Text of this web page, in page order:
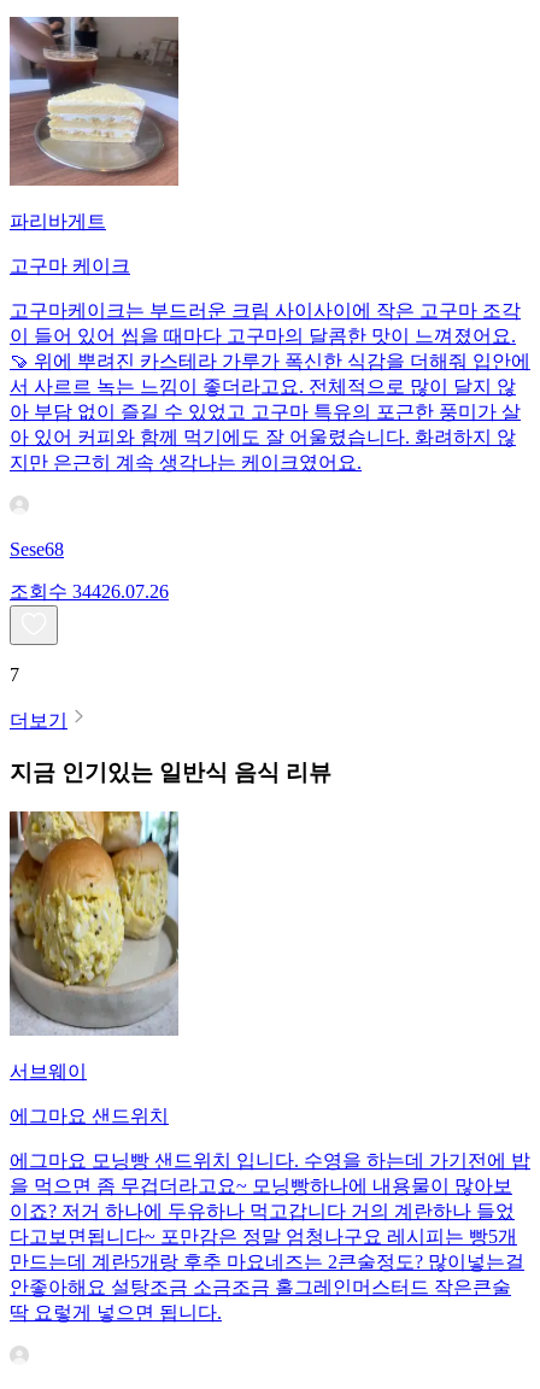
파리바게트
고구마 케이크
고구마케이크는 부드러운 크림 사이사이에 작은 고구마 조각
이 들어 있어 씹을 때마다 고구마의 달콤한 맛이 느껴졌어요.
🍠 위에 뿌려진 카스테라 가루가 폭신한 식감을 더해줘 입안에
서 사르르 녹는 느낌이 좋더라고요. 전체적으로 많이 달지 않
아 부담 없이 즐길 수 있었고 고구마 특유의 포근한 풍미가 살
아 있어 커피와 함께 먹기에도 잘 어울렸습니다. 화려하지 않
지만 은근히 계속 생각나는 케이크였어요.
Sese68
조회수 34426.07.26
7
더보기
지금 인기있는 일반식 음식 리뷰
서브웨이
에그마요 샌드위치
에그마요 모닝빵 샌드위치 입니다. 수영을 하는데 가기전에 밥
을 먹으면 좀 무겁더라고요~ 모닝빵하나에 내용물이 많아보
이죠? 저거 하나에 두유하나 먹고갑니다 거의 계란하나 들었
다고보면됩니다~ 포만감은 정말 엄청나구요 레시피는 빵5개
만드는데 계란5개랑 후추 마요네즈는 2큰술정도? 많이넣는걸
안좋아해요 설탕조금 소금조금 홀그레인머스터드 작은큰술
딱 요렇게 넣으면 됩니다.